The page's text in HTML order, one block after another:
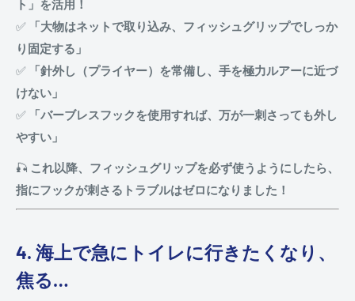
ト」を活用！
✅
「大物はネットで取り込み、フィッシュグリップでしっか
り固定する」
✅
「針外し（プライヤー）を常備し、手を極力ルアーに近づ
けない」
✅
「バーブレスフックを使用すれば、万が一刺さっても外し
やすい」
🎣 これ以降、フィッシュグリップを必ず使うようにしたら、
指にフックが刺さるトラブルはゼロになりました！
4. 海上で急にトイレに行きたくなり、
焦る…